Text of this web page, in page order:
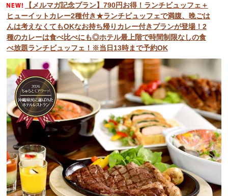
【メルマガ記念プラン】790円お得！ランチビュッフェ＋
ヒューイットカレー2種付き★ランチビュッフェで満腹、晩ごは
んは考えなくてもOKなお持ち帰りカレー付きプランが登場！2
種のカレーは食べ比べにも◎ホテル最上階で時間制限なしの食
べ放題ランチビュッフェ！※当日13時まで予約OK